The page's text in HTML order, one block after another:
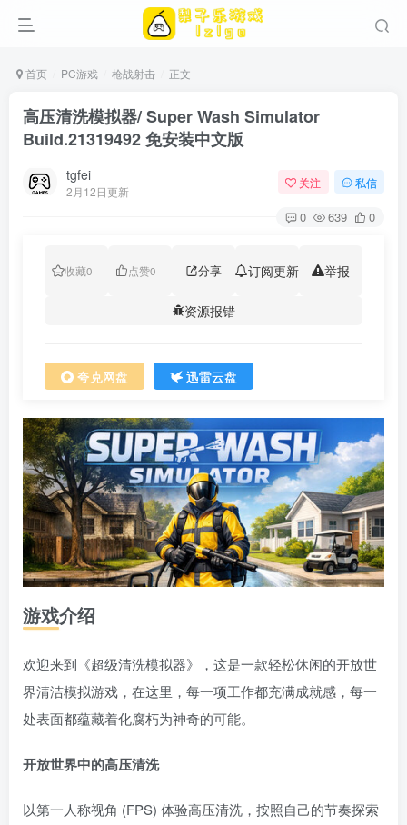
首页 PC游戏 枪战射击 正文
高压清洗模拟器/ Super Wash Simulator
Build.21319492 免安装中文版
tgfei
2月12日更新
关注 私信
0 639 0
收藏0 点赞0 分享 订阅更新 举报
资源报错
夸克网盘 迅雷云盘
游戏介绍
欢迎来到《超级清洗模拟器》，这是一款轻松休闲的开放世
界清洁模拟游戏，在这里，每一项工作都充满成就感，每一
处表面都蕴藏着化腐朽为神奇的可能。
开放世界中的高压清洗
以第一人称视角 (FPS) 体验高压清洗，按照自己的节奏探索